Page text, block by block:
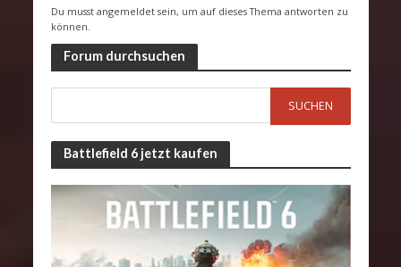
Du musst angemeldet sein, um auf dieses Thema antworten zu
können.
Forum durchsuchen
Battlefield 6 jetzt kaufen